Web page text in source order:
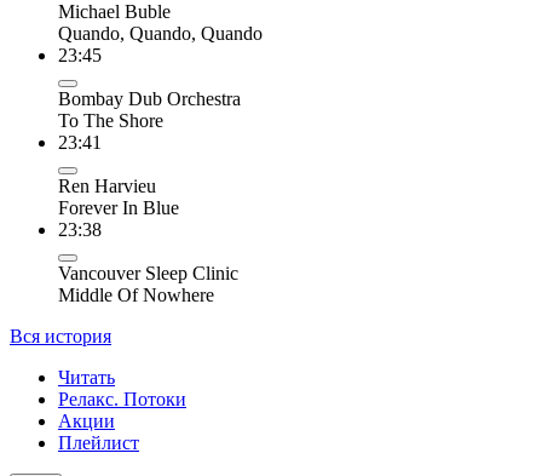
Michael Buble
Quando, Quando, Quando
23:45
Bombay Dub Orchestra
To The Shore
23:41
Ren Harvieu
Forever In Blue
23:38
Vancouver Sleep Clinic
Middle Of Nowhere
Вся история
Читать
Релакс. Потоки
Акции
Плейлист